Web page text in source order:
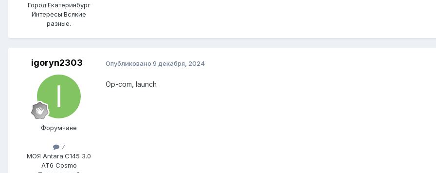
Город:Екатеринбург
Интересы:Всякие
разные.
igoryn2303
Форумчане
7
МОЯ Antara:C145 3.0
AT6 Cosmo
Опубликовано 9 декабря, 2024
Op-com, launch